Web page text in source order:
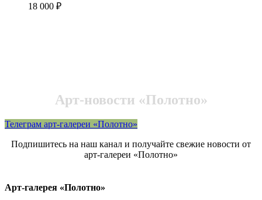
18 000 ₽
Арт-новости «Полотно»
Телеграм арт-галереи «Полотно»
Подпишитесь на наш канал и получайте свежие новости от
арт-галереи «Полотно»
Арт-галерея «Полотно»